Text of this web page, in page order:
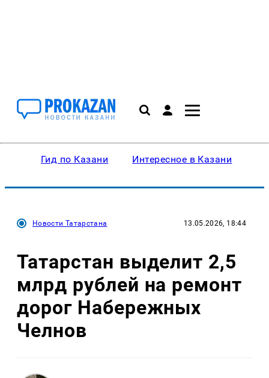
Гид по Казани Интересное в Казани
Новости Татарстана 13.05.2026, 18:44
Татарстан выделит 2,5
млрд рублей на ремонт
дорог Набережных
Челнов